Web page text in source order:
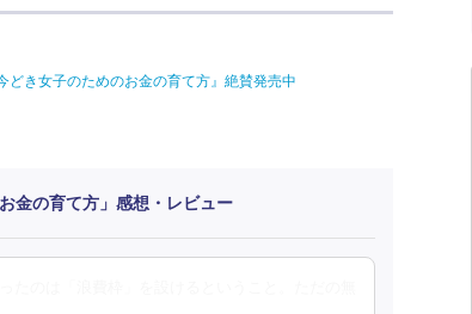
き女子のためのお金の育て方』絶賛発売中
金の育て方」感想・レビュー